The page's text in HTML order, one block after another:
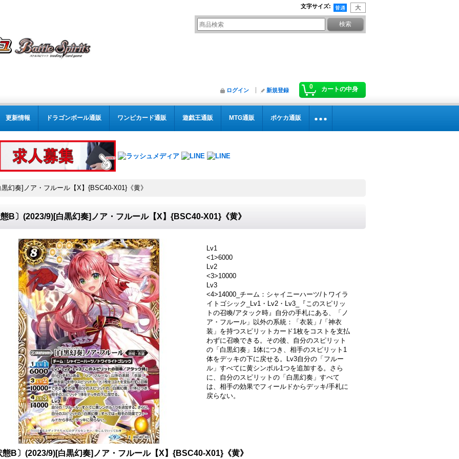
文字サイズ:
0 カートの中身
ログイン 新規登録
更新情報 ドラゴンボール通販 ワンピカード通販 遊戯王通販 MTG通販 ポケカ通販
幻奏]ノア・フルール【X】{BSC40-X01}《黄》
B〕(2023/9)[白黒幻奏]ノア・フルール【X】{BSC40-X01}《黄》
Lv1
<1>6000
Lv2
<3>10000
Lv3
<4>14000_チーム：シャイニーハーツ/トワイラ
イトゴシック_Lv1・Lv2・Lv3_『このスピリッ
トの召喚/アタック時』自分の手札にある、「ノ
ア・フルール」以外の系統：「衣装」/「神衣
装」を持つスピリットカード1枚をコストを支払
わずに召喚できる。その後、自分のスピリット
の「白黒幻奏」1体につき、相手のスピリット1
体をデッキの下に戻せる。Lv3自分の「フルー
ル」すべてに黄シンボル1つを追加する。さら
に、自分のスピリットの「白黒幻奏」すべて
は、相手の効果でフィールドからデッキ/手札に
戻らない。
態B〕(2023/9)[白黒幻奏]ノア・フルール【X】{BSC40-X01}《黄》